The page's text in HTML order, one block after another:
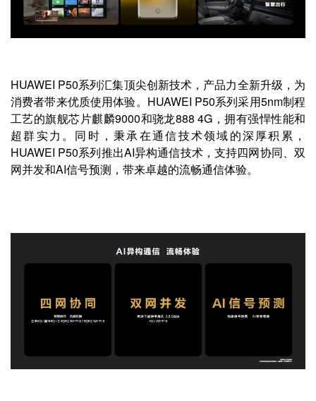
HUAWEI P50系列汇集顶尖创新技术，产品力全新升级，为
消费者带来优质使用体验。HUAWEI P50系列采用5nm制程
工艺的旗舰芯片麒麟9000和骁龙888 4G，拥有强悍性能和
超群实力。同时，秉承在通信技术领域的深厚积累，
HUAWEI P50系列推出AI异构通信技术，支持四网协同、双
网并发和AI信号预测，带来卓越的流畅通信体验。